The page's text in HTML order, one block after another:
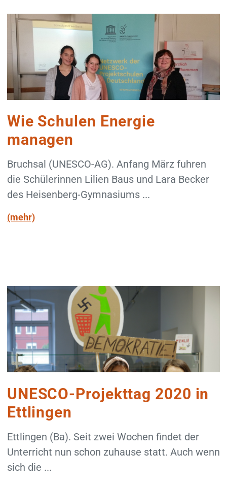
Wie Schulen Energie
managen
Bruchsal (UNESCO-AG). Anfang März fuhren
die Schülerinnen Lilien Baus und Lara Becker
des Heisenberg-Gymnasiums ...
(mehr)
UNESCO-Projekttag 2020 in
Ettlingen
Ettlingen (Ba). Seit zwei Wochen findet der
Unterricht nun schon zuhause statt. Auch wenn
sich die ...